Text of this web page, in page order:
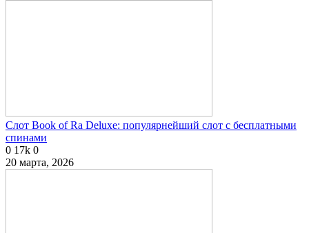
Слот Book of Ra Deluxe: популярнейший слот с бесплатными
спинами
0 17k 0
20 марта, 2026